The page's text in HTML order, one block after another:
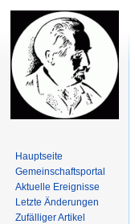
Hauptseite
Gemeinschafts­portal
Aktuelle Ereignisse
Letzte Änderungen
Zufälliger Artikel